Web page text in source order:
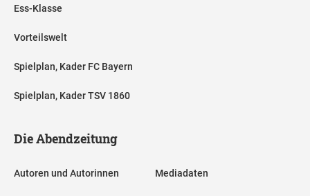
Ess-Klasse
Vorteilswelt
Spielplan, Kader FC Bayern
Spielplan, Kader TSV 1860
Die Abendzeitung
Autoren und Autorinnen Mediadaten